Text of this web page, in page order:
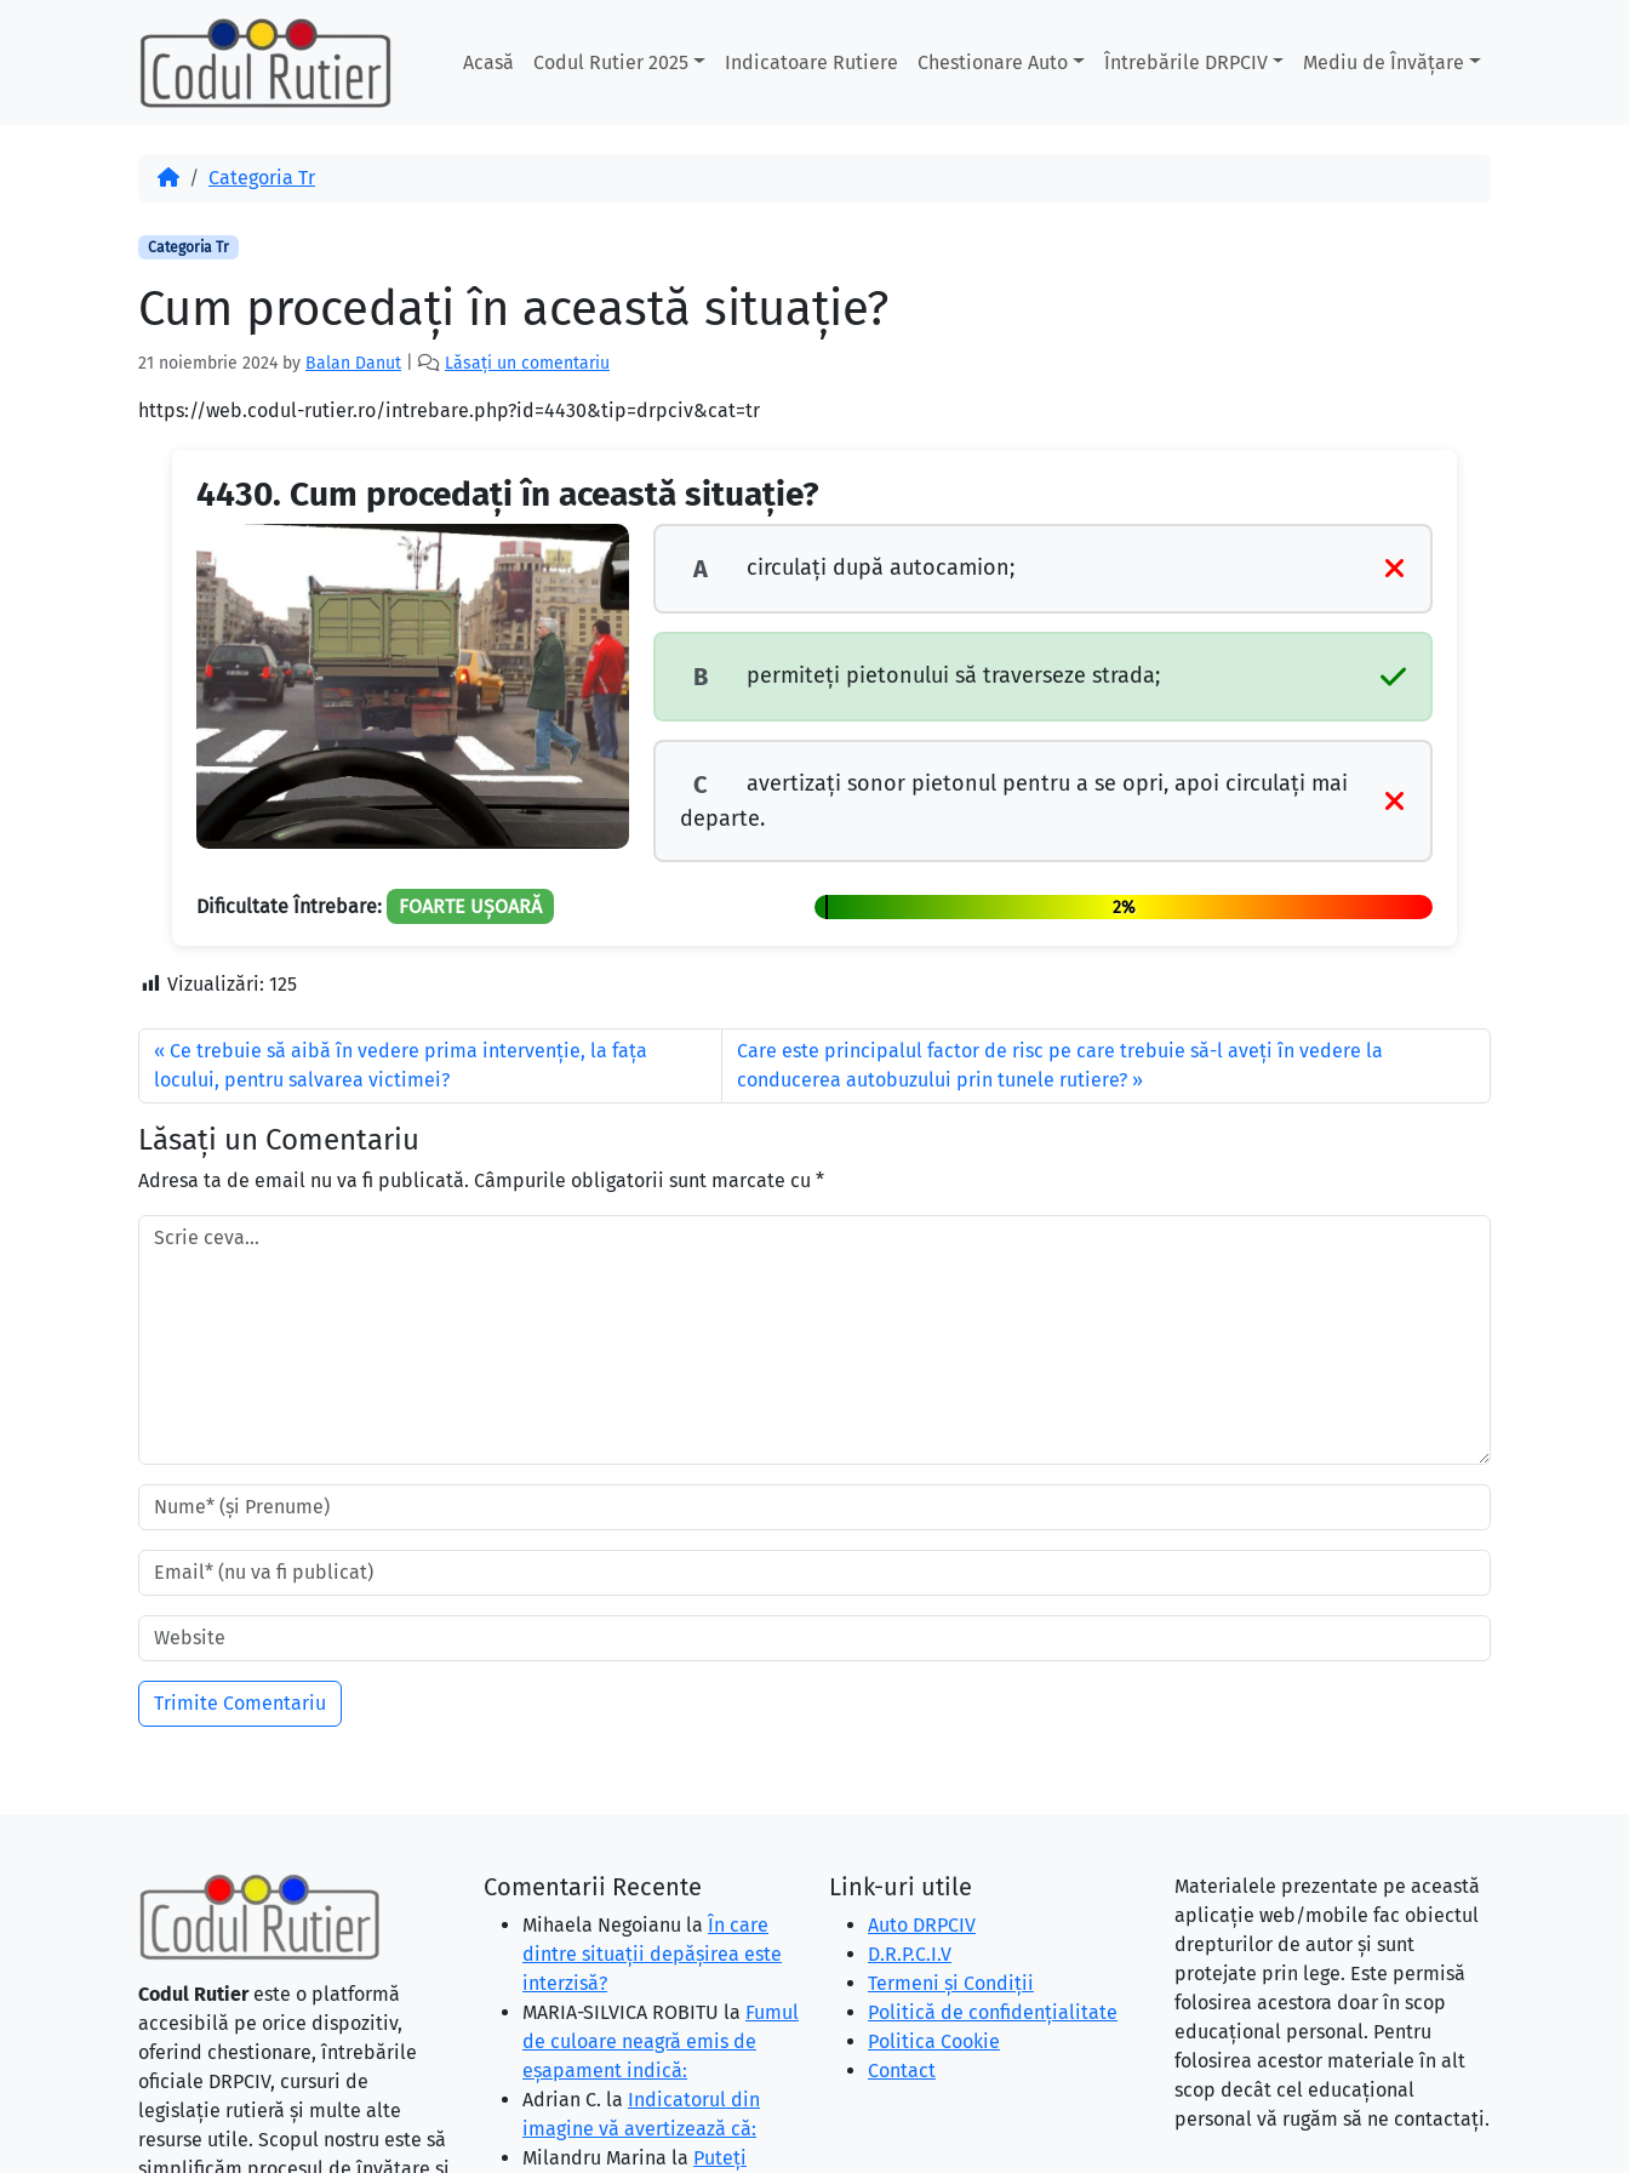
Acasă Codul Rutier 2025 Indicatoare Rutiere Chestionare Auto Întrebările DRPCIV Mediu de Învățare
AcasăCategoria Tr
Categoria Tr
Cum procedați în această situație?
21 noiembrie 2024 by Balan Danut Lăsați un comentariu
https://web.codul-rutier.ro/intrebare.php?id=4430&tip=drpciv&cat=tr
4430. Cum procedați în această situație?
A circulați după autocamion;
B permiteți pietonului să traverseze strada;
C
avertizați sonor pietonul pentru a se opri, apoi circulați mai
departe.
Dificultate Întrebare: FOARTE UȘOARĂ 2%
Vizualizări: 125
Ce trebuie să aibă în vedere prima intervenţie, la faţa
locului, pentru salvarea victimei?
Care este principalul factor de risc pe care trebuie să-l aveţi în vedere la
conducerea autobuzului prin tunele rutiere?
Lăsați un Comentariu
Adresa ta de email nu va fi publicată. Câmpurile obligatorii sunt marcate cu *
Codul Rutiereste o platformă
accesibilă pe orice dispozitiv,
oferind chestionare, întrebările
oficiale DRPCIV, cursuri de
legislație rutieră și multe alte
resurse utile. Scopul nostru este să
Comentarii Recente
Mihaela Negoianu la În care
dintre situaţii depăşirea este
interzisă?
MARIA-SILVICA ROBITU la Fumul
de culoare neagră emis de
eşapament indică:
Adrian C. la Indicatorul din
imagine vă avertizează că:
Milandru Marina la Puteţi
Link-uri utile
Auto DRPCIV
D.R.P.C.I.V
Termeni și Condiții
Politică de confidențialitate
Politica Cookie
Contact
Materialele prezentate pe această
aplicație web/mobile fac obiectul
drepturilor de autor și sunt
protejate prin lege. Este permisă
folosirea acestora doar în scop
educațional personal. Pentru
folosirea acestor materiale în alt
scop decât cel educațional
personal vă rugăm să ne contactați.